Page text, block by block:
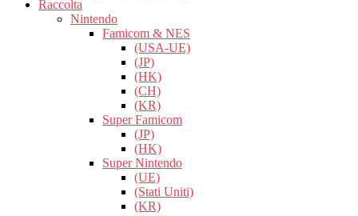
Raccolta
Nintendo
Famicom & NES
(USA-UE)
(JP)
(HK)
(CH)
(KR)
Super Famicom
(JP)
(HK)
Super Nintendo
(UE)
(Stati Uniti)
(KR)